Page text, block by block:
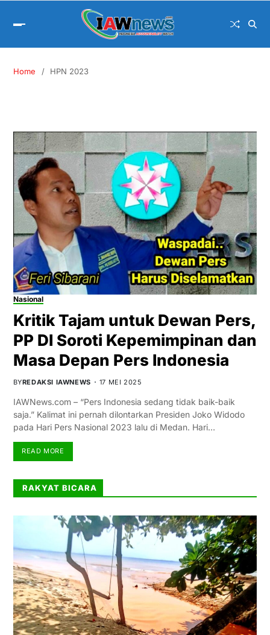
Home HPN 2023
Nasional
Kritik Tajam untuk Dewan Pers,
PP DI Soroti Kepemimpinan dan
Masa Depan Pers Indonesia
BYREDAKSI IAWNEWS 17 MEI 2025
IAWNews.com – “Pers Indonesia sedang tidak baik-baik
saja.” Kalimat ini pernah dilontarkan Presiden Joko Widodo
pada Hari Pers Nasional 2023 lalu di Medan. Hari…
READ MORE
RAKYAT BICARA